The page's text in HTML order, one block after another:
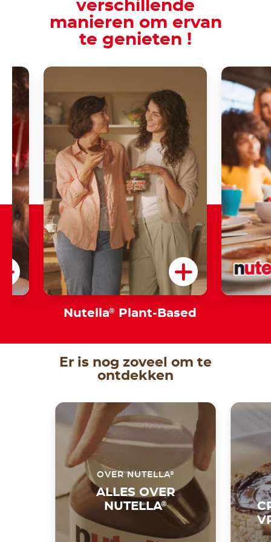
Nutella® Plant-Based
verschillende
manieren om ervan
te genieten !
Er is nog zoveel om te
ontdekken
OVER NUTELLA®
ALLES OVER
NUTELLA®